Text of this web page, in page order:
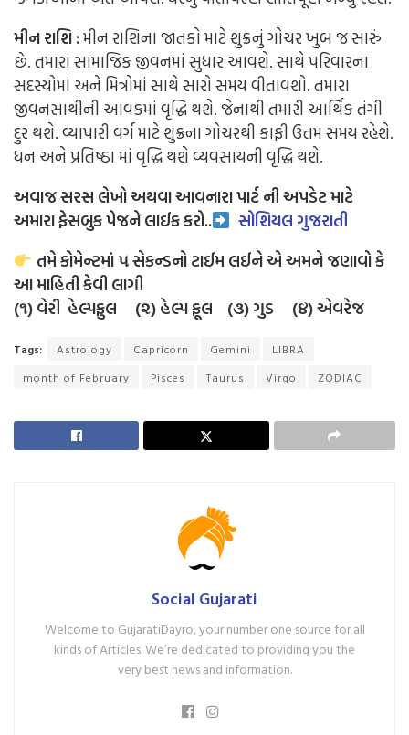
મીન રાશિ :મીન રાશિના જાતકો માટે શુક્રનું ગોચર ખુબ જ સારું
છે. તમારા સામાજિક જીવનમાં સુધાર આવશે. સાથે પરિવારના
સદસ્યોમાં અને મિત્રોમાં સાથે સારો સમય વીતાવશો. તમારા
જીવનસાથીની આવકમાં વૃદ્ધિ થશે. જેનાથી તમારી આર્થિક તંગી
દુર થશે. વ્યાપારી વર્ગ માટે શુક્રના ગોચરથી કાફી ઉત્તમ સમય રહેશે.
ધન અને પ્રતિષ્ઠા માં વૃદ્ધિ થશે વ્યવસાયની વૃદ્ધિ થશે.
અવાજ સરસ લેખો અથવા આવનારા પાર્ટ ની અપડેટ માટે
અમારા ફેસબુક પેજને લાઈકકરો..
સોશિયલ ગુજરાતી
તમે કોમેન્ટમાં ૫ સેકન્ડનો ટાઈમ લઈને એ અમને જણાવો કે
આ માહિતી કેવી લાગી
(૧) વેરી હેલ્પફુલ (૨) હેલ્પ ફૂલ (૩) ગુડ (૪) એવરેજ
Tags: Astrology Capricorn Gemini
LIBRA
month of February
Pisces Taurus Virgo ZODIAC
Social Gujarati
Welcome to GujaratiDayro, your number one source for all
kinds of Articles. We’re dedicated to providing you the
very best news and information.